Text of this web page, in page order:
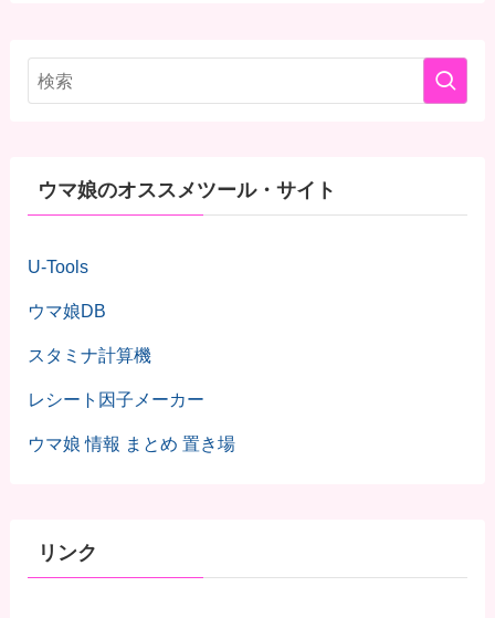
ウマ娘のオススメツール・サイト
U-Tools
ウマ娘DB
スタミナ計算機
レシート因子メーカー
ウマ娘 情報 まとめ 置き場
リンク